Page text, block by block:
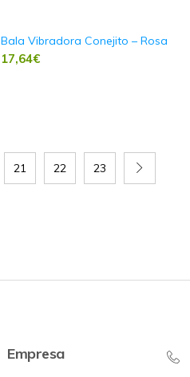
Bala Vibradora Conejito – Rosa
17,64€
21 22 23
Empresa